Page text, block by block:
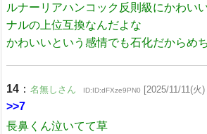
ルナーリアハンコック反則級にかわい
ナルの上位互換なんだよな
かわいいという感情でも石化だからめ
14 ： 名無しさん ID:ID:dFXze9PN0 [2025/11/11(火
>>7
長鼻くん泣いてて草